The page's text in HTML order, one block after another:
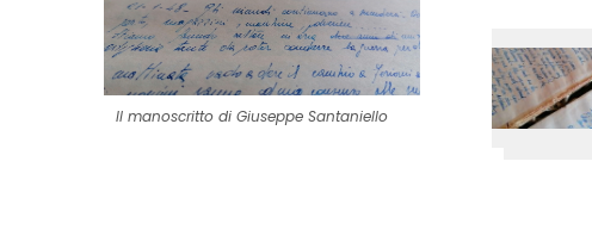
Il manoscritto di Giuseppe Santaniello